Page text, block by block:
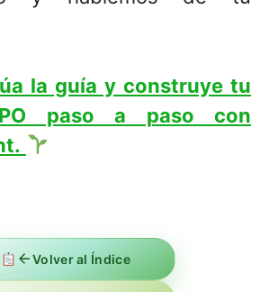
la guía y construye tu
paso a paso con
Volver al Índice